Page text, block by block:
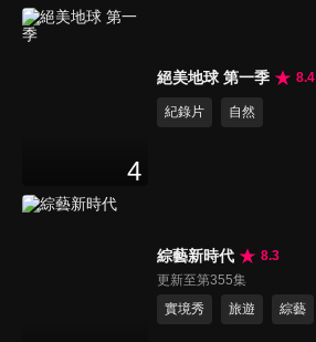
4
絕美地球 第一季 8.4
紀錄片 自然
綜藝新時代
8.3
更新至第355集
實境秀
旅遊 綜藝